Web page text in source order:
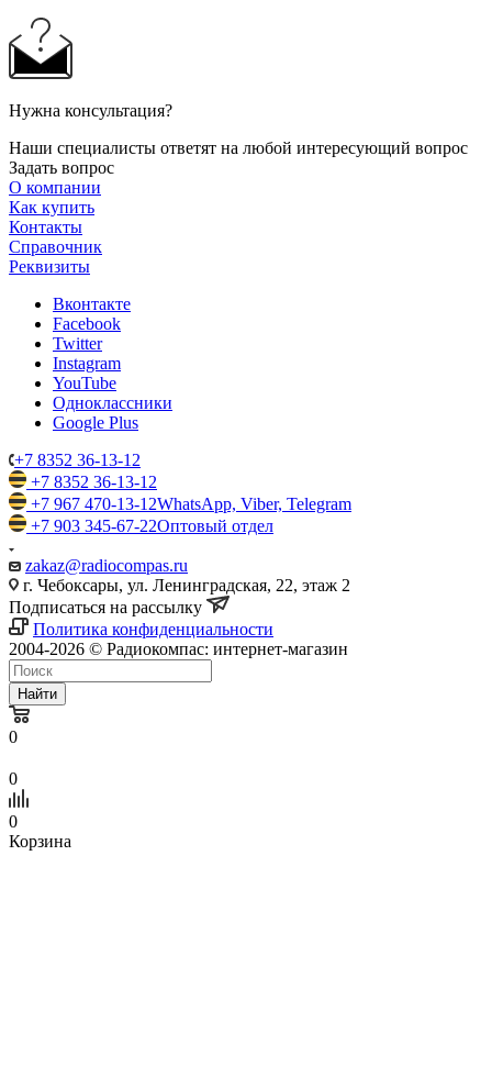
Нужна консультация?
Наши специалисты ответят на любой интересующий вопрос
Задать вопрос
О компании
Как купить
Контакты
Справочник
Реквизиты
Вконтакте
Facebook
Twitter
Instagram
YouTube
Одноклассники
Google Plus
+7 8352 36-13-12
+7 8352 36-13-12
+7 967 470-13-12WhatsApp, Viber, Telegram
+7 903 345-67-22Оптовый отдел
zakaz@radiocompas.ru
г. Чебоксары, ул. Ленинградская, 22, этаж 2
Подписаться на рассылку
Политика конфиденциальности
2004-2026 © Радиокомпас: интернет-магазин
Найти
0
0
0
Корзина